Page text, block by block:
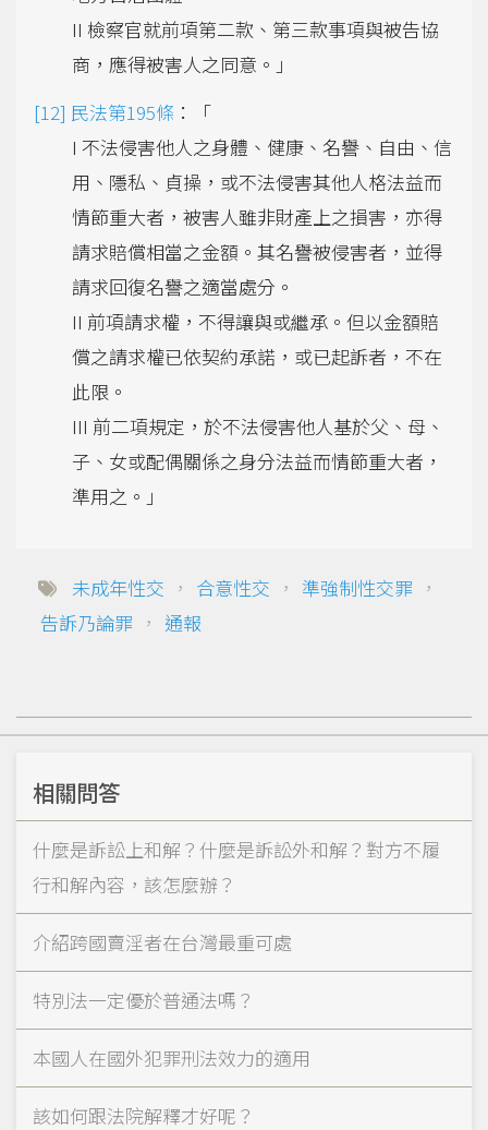
II 檢察官就前項第二款、第三款事項與被告協
商，應得被害人之同意。」
民法第195條 ：「
I 不法侵害他人之身體、健康、名譽、自由、信
用、隱私、貞操，或不法侵害其他人格法益而
情節重大者，被害人雖非財產上之損害，亦得
請求賠償相當之金額。其名譽被侵害者，並得
請求回復名譽之適當處分。
II 前項請求權，不得讓與或繼承。但以金額賠
償之請求權已依契約承諾，或已起訴者，不在
此限。
III 前二項規定，於不法侵害他人基於父、母、
子、女或配偶關係之身分法益而情節重大者，
準用之。」
未成年性交 ， 合意性交 ， 準強制性交罪 ，
告訴乃論罪 ， 通報
相關問答
什麼是訴訟上和解？什麼是訴訟外和解？對方不履
行和解內容，該怎麼辦？
介紹跨國賣淫者在台灣最重可處
特別法一定優於普通法嗎？
本國人在國外犯罪刑法效力的適用
該如何跟法院解釋才好呢？